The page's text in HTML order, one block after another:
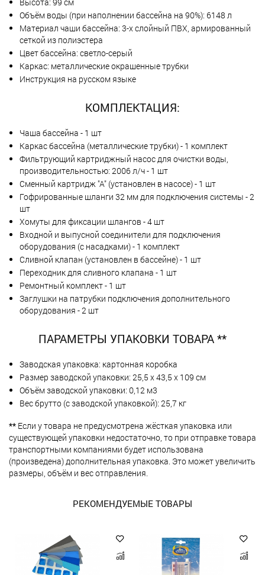
Высота: 99 см
Объём воды (при наполнении бассейна на 90%): 6148 л
Материал чаши бассейна: 3-х слойный ПВХ, армированный
сеткой из полиэстера
Цвет бассейна: светло-серый
Каркас: металлические окрашенные трубки
Инструкция на русском языке
КОМПЛЕКТАЦИЯ:
Чаша бассейна - 1 шт
Каркас бассейна (металлические трубки) - 1 комплект
Фильтрующий картриджный насос для очистки воды,
производительностью: 2006 л/ч - 1 шт
Сменный картридж "А" (установлен в насосе) - 1 шт
Гофрированные шланги 32 мм для подключения системы - 2
шт
Хомуты для фиксации шлангов - 4 шт
Входной и выпусной соединители для подключения
оборудования (с насадками) - 1 комплект
Сливной клапан (установлен в бассейне) - 1 шт
Переходник для сливного клапана - 1 шт
Ремонтный комплект - 1 шт
Заглушки на патрубки подключения дополнительного
оборудования - 2 шт
ПАРАМЕТРЫ УПАКОВКИ ТОВАРА **
Заводская упаковка: картонная коробка
Размер заводской упаковки: 25,5 х 43,5 х 109 см
Объём заводской упаковки: 0,12 м3
Вес брутто (с заводской упаковкой): 25,7 кг
** Если у товара не предусмотрена жёсткая упаковка или
существующей упаковки недостаточно, то при отправке товара
транспортными компаниями будет использована
(произведена) дополнительная упаковка. Это может увеличить
размеры, объём и вес отправления.
РЕКОМЕНДУЕМЫЕ ТОВАРЫ